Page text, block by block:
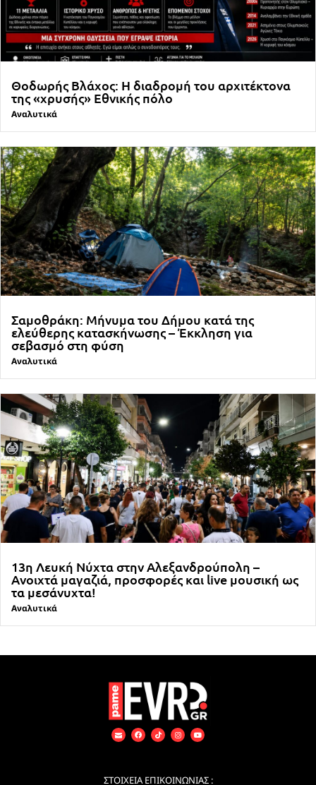
Θοδωρής Βλάχος: Η διαδρομή του αρχιτέκτονα
της «χρυσής» Εθνικής πόλο
Αναλυτικά
Σαμοθράκη: Μήνυμα του Δήμου κατά της
ελεύθερης κατασκήνωσης – Έκκληση για
σεβασμό στη φύση
Αναλυτικά
13η Λευκή Νύχτα στην Αλεξανδρούπολη –
Ανοιχτά μαγαζιά, προσφορές και live μουσική ως
τα μεσάνυχτα!
Αναλυτικά
ΣΤΟΙΧΕΙΑ ΕΠΙΚΟΙΝΩΝΙΑΣ :